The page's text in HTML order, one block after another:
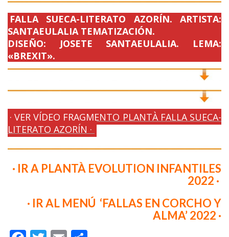
FALLA SUECA-LITERATO AZORÍN. ARTISTA:
SANTAEULALIA TEMATIZACIÓN.
DISEÑO: JOSETE SANTAEULALIA. LEMA:
«BREXIT».
· VER VÍDEO FRAGMENTO PLANTÀ FALLA SUECA-
LITERATO AZORÍN · ·
· IR A PLANTÀ EVOLUTION INFANTILES
2022 ·
· IR AL MENÚ ‘FALLAS EN CORCHO Y
ALMA’ 2022 ·